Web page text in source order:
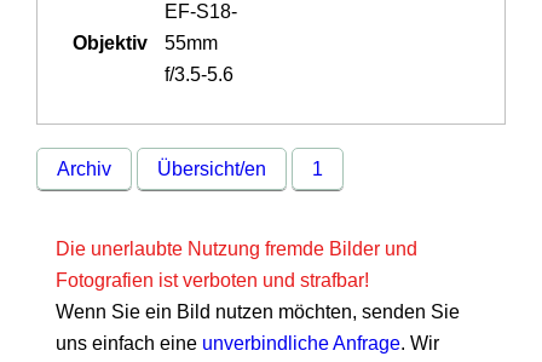
Objektiv
EF-S18-
55mm
f/3.5-5.6
Archiv Übersicht/en 1
Die unerlaubte Nutzung fremde Bilder und
Fotografien ist verboten und strafbar!
Wenn Sie ein Bild nutzen möchten, senden Sie
uns einfach eine unverbindliche Anfrage. Wir